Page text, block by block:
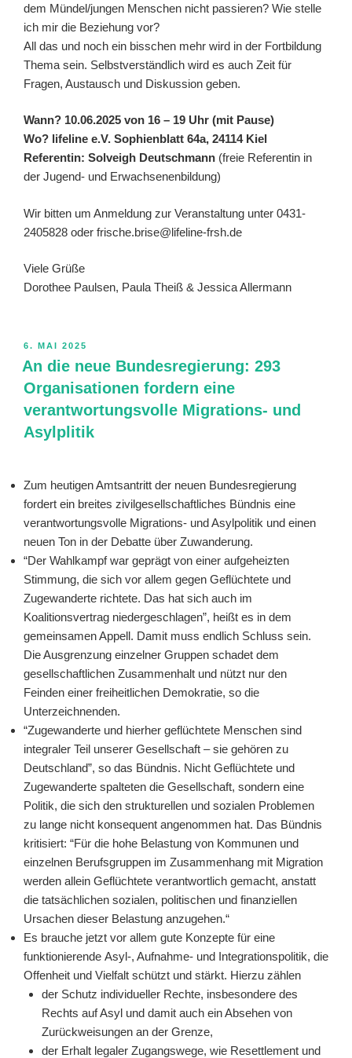
dem Mündel/jungen Menschen nicht passieren? Wie stelle
ich mir die Beziehung vor?
All das und noch ein bisschen mehr wird in der Fortbildung
Thema sein. Selbstverständlich wird es auch Zeit für
Fragen, Austausch und Diskussion geben.
Wann? 10.06.2025 von 16 – 19 Uhr (mit Pause)
Wo? lifeline e.V. Sophienblatt 64a, 24114 Kiel
Referentin: Solveigh Deutschmann (freie Referentin in
der Jugend- und Erwachsenenbildung)
Wir bitten um Anmeldung zur Veranstaltung unter 0431-
2405828 oder frische.brise@lifeline-frsh.de
Viele Grüße
Dorothee Paulsen, Paula Theiß & Jessica Allermann
VERÖFFENTLICHT
AM
6. MAI 2025
An die neue Bundesregierung: 293
Organisationen fordern eine
verantwortungsvolle Migrations- und
Asylplitik
Zum heutigen Amtsantritt der neuen Bundesregierung
fordert ein breites zivilgesellschaftliches Bündnis eine
verantwortungsvolle Migrations- und Asylpolitik und einen
neuen Ton in der Debatte über Zuwanderung.
“Der Wahlkampf war geprägt von einer aufgeheizten
Stimmung, die sich vor allem gegen Geflüchtete und
Zugewanderte richtete. Das hat sich auch im
Koalitionsvertrag niedergeschlagen”, heißt es in dem
gemeinsamen Appell. Damit muss endlich Schluss sein.
Die Ausgrenzung einzelner Gruppen schadet dem
gesellschaftlichen Zusammenhalt und nützt nur den
Feinden einer freiheitlichen Demokratie, so die
Unterzeichnenden.
“Zugewanderte und hierher geflüchtete Menschen sind
integraler Teil unserer Gesellschaft – sie gehören zu
Deutschland”, so das Bündnis. Nicht Geflüchtete und
Zugewanderte spalteten die Gesellschaft, sondern eine
Politik, die sich den strukturellen und sozialen Problemen
zu lange nicht konsequent angenommen hat. Das Bündnis
kritisiert: “Für die hohe Belastung von Kommunen und
einzelnen Berufsgruppen im Zusammenhang mit Migration
werden allein Geflüchtete verantwortlich gemacht, anstatt
die tatsächlichen sozialen, politischen und finanziellen
Ursachen dieser Belastung anzugehen.“
Es brauche jetzt vor allem gute Konzepte für eine
funktionierende Asyl-, Aufnahme- und Integrationspolitik, die
Offenheit und Vielfalt schützt und stärkt. Hierzu zählen
der Schutz individueller Rechte, insbesondere des
Rechts auf Asyl und damit auch ein Absehen von
Zurückweisungen an der Grenze,
der Erhalt legaler Zugangswege, wie Resettlement und